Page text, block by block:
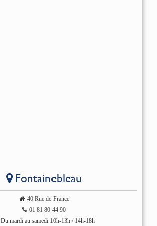
Fontainebleau
40 Rue de France
01 81 80 44 90
Du mardi au samedi 10h-13h / 14h-18h